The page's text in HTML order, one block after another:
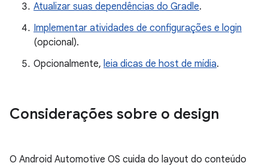
Atualizar suas dependências do Gradle.
Implementar atividades de configurações e login
(opcional).
Opcionalmente, leia dicas de host de mídia.
Considerações sobre o design
O Android Automotive OS cuida do layout do conteúdo